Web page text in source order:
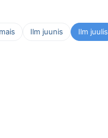
Ilm juunis Ilm juulis